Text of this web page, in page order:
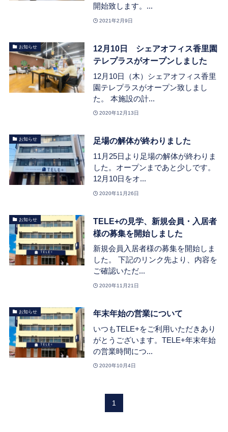
開始致します。...
2021年2月9日
お知らせ
12月10日 シェアオフィス香里園
テレプラスがオープンしました
12月10日（木）シェアオフィス香里
園テレプラスがオープン致しまし
た。 本施設の計...
2020年12月13日
お知らせ 足場の解体が終わりました
11月25日より足場の解体が終わりま
した。オープンまであと少しです。
12月10日をオ...
2020年11月26日
お知らせ
TELE+の見学、新規会員・入居者
様の募集を開始しました
新規会員入居者様の募集を開始しま
した。 下記のリンク先より、内容を
ご確認いただ...
2020年11月21日
お知らせ 年末年始の営業について
いつもTELE+をご利用いただきあり
がとうございます。TELE+年末年始
の営業時間につ...
2020年10月4日
1